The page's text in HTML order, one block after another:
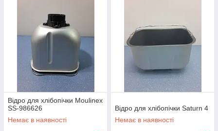
Відро для хлібопічки Moulinex
SS-986626
Немає в наявності
Відро для хлібопічки Saturn 4
Немає в наявності